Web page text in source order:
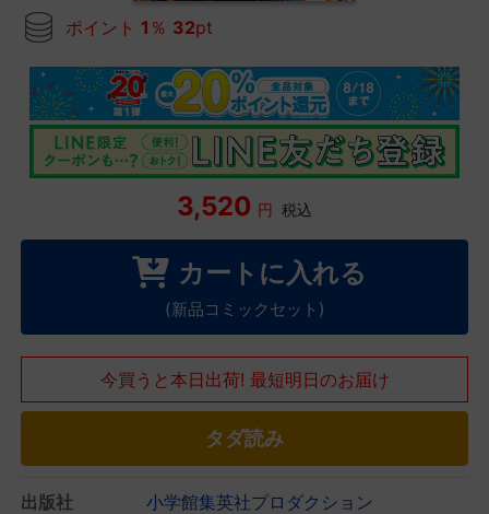
ポイント 1 ％ 32pt
3,520 円 税込
カートに入れる
(新品コミックセット)
今買うと本日出荷! 最短明日のお届け
タダ読み
出版社 小学館集英社プロダクション